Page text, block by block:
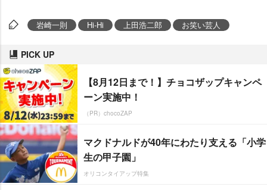
崎一則 Hi-Hi 上田浩二郎 お笑い芸人
PICK UP
【8月12日まで！】チョコザップキャンペ
ーン実施中！
（PR）chocoZAP
マクドナルドが40年にわたり支える「小学
生の甲子園」
オリコンタイアップ特集